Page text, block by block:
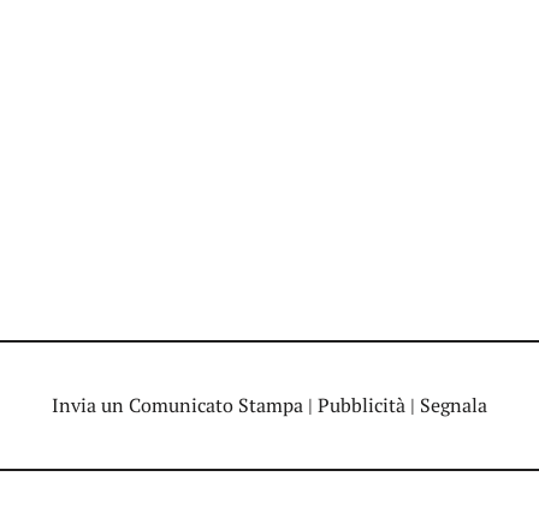
Invia un Comunicato Stampa | Pubblicità | Segnala